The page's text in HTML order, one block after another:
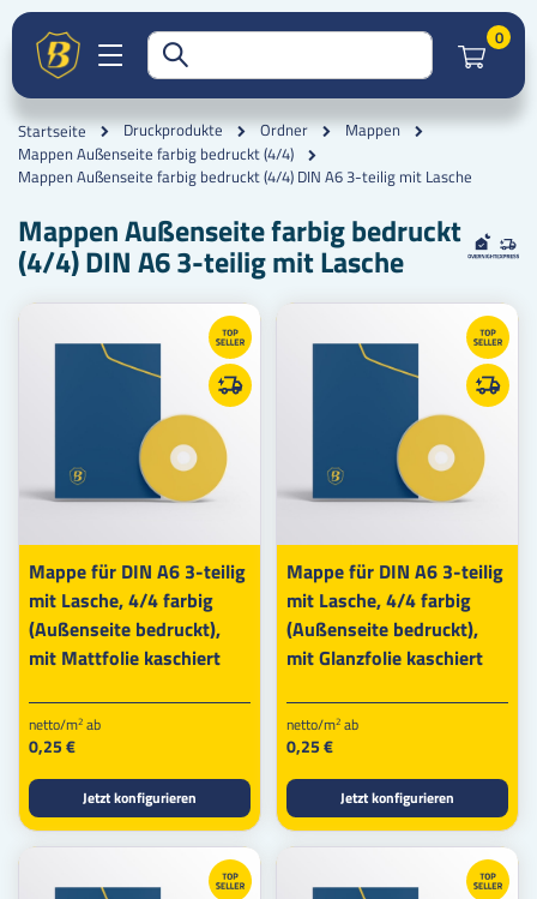
0
Startseite Druckprodukte Ordner
Mappen
Mappen Außenseite farbig bedruckt (4/4)
Mappen Außenseite farbig bedruckt (4/4) DIN A6 3-teilig mit Lasche
Mappen Außenseite farbig bedruckt
(4/4) DIN A6 3-teilig mit Lasche
Mappe für DIN A6 3-teilig
mit Lasche, 4/4 farbig
(Außenseite bedruckt),
mit Mattfolie kaschiert
netto/m2 ab
0,25 €
Jetzt konfigurieren
Mappe für DIN A6 3-teilig
mit Lasche, 4/4 farbig
(Außenseite bedruckt),
mit Glanzfolie kaschiert
netto/m2 ab
0,25 €
Jetzt konfigurieren